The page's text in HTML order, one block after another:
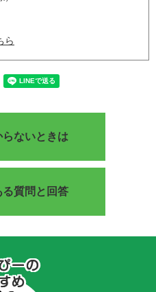
ら
らないときは
る質問と回答